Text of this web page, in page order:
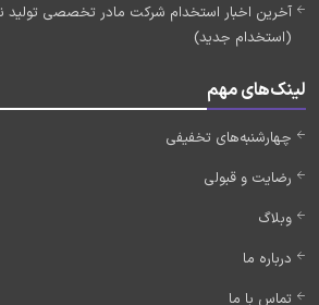
(استخدام جدید)
لینک‌های مهم
چهارشنبه‌های تخفیفی
رضایت و قبولی
وبلاگ
درباره ما
تماس با ما